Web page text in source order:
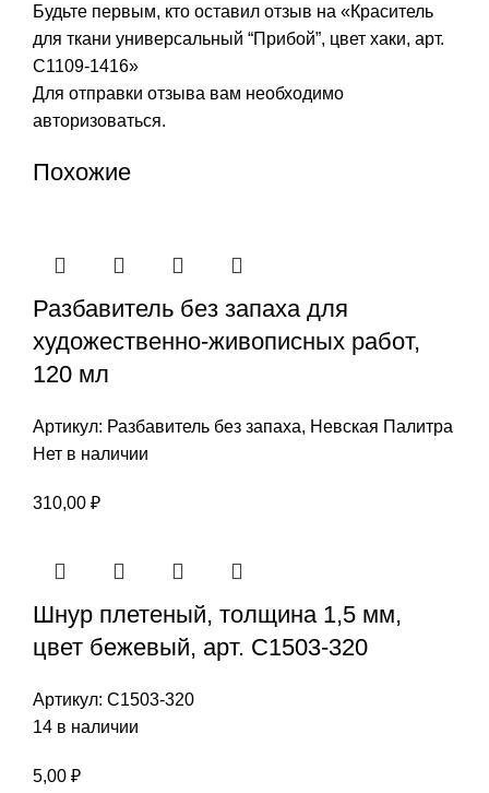
Будьте первым, кто оставил отзыв на «Краситель
для ткани универсальный “Прибой”, цвет хаки, арт.
С1109-1416»
Для отправки отзыва вам необходимо
авторизоваться.
Похожие
Разбавитель без запаха для
художественно-живописных работ,
120 мл
Артикул: Разбавитель без запаха, Невская Палитра
Нет в наличии
310,00 ₽
Шнур плетеный, толщина 1,5 мм,
цвет бежевый, арт. С1503-320
Артикул: С1503-320
14 в наличии
5,00 ₽